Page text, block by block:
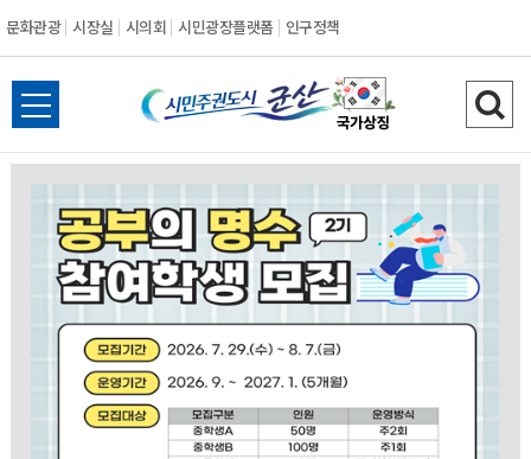
문화관광 시장실 시의회 시민광장플랫폼 인구정책
시
민
주
권
도
시
군
전
체
검
색